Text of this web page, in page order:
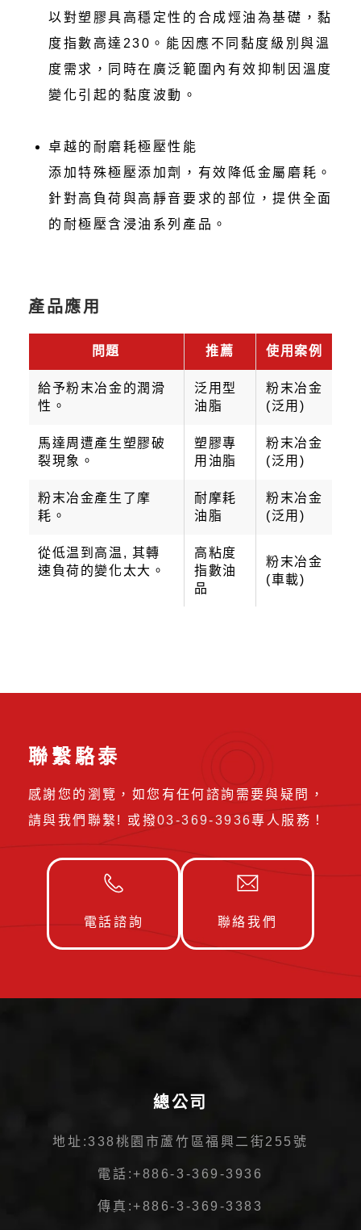
以對塑膠具高穩定性的合成烴油為基礎，黏
度指數高達230。能因應不同黏度級別與溫
度需求，同時在廣泛範圍內有效抑制因溫度
變化引起的黏度波動。
卓越的耐磨耗極壓性能
添加特殊極壓添加劑，有效降低金屬磨耗。
針對高負荷與高靜音要求的部位，提供全面
的耐極壓含浸油系列產品。
產品應用
問題 推薦 使用案例
給予粉末冶金的潤滑
性。
泛用型
油脂
粉末冶金
(泛用)
馬達周遭產生塑膠破
裂現象。
塑膠專
用油脂
粉末冶金
(泛用)
粉末冶金產生了摩
耗。
耐摩耗
油脂
粉末冶金
(泛用)
從低温到高温, 其轉
速負荷的變化太大。
高粘度
指數油
品
粉末冶金
(車載)
聯繫駱泰
感謝您的瀏覽，如您有任何諮詢需要與疑問，
請與我們聯繫! 或撥03-369-3936專人服務！
電話諮詢 聯絡我們
總公司
地址:338桃園市蘆竹區福興二街255號
電話:+886-3-369-3936
傳真:+886-3-369-3383